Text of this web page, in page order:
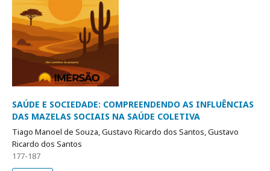
SAÚDE E SOCIEDADE: COMPREENDENDO AS INFLUÊNCIAS
DAS MAZELAS SOCIAIS NA SAÚDE COLETIVA
Tiago Manoel de Souza, Gustavo Ricardo dos Santos, Gustavo
Ricardo dos Santos
177-187